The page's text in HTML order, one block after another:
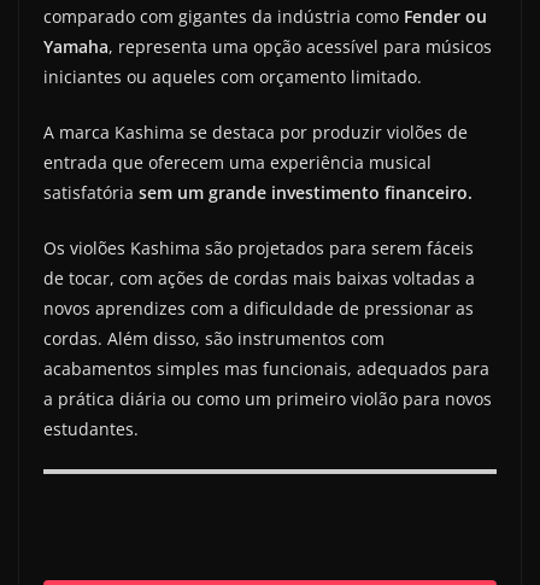
comparado com gigantes da indústria como Fender ou
Yamaha, representa uma opção acessível para músicos
iniciantes ou aqueles com orçamento limitado.
A marca Kashima se destaca por produzir violões de
entrada que oferecem uma experiência musical
satisfatória sem um grande investimento financeiro.
Os violões Kashima são projetados para serem fáceis
de tocar, com ações de cordas mais baixas voltadas a
novos aprendizes com a dificuldade de pressionar as
cordas. Além disso, são instrumentos com
acabamentos simples mas funcionais, adequados para
a prática diária ou como um primeiro violão para novos
estudantes.